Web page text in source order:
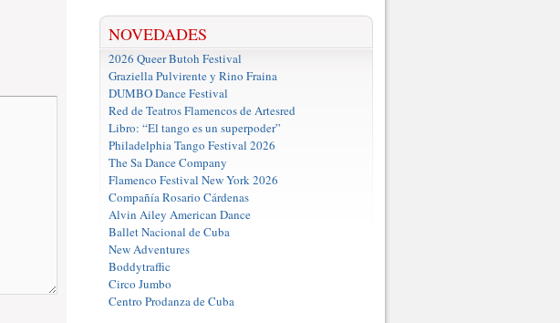
NOVEDADES
2026 Queer Butoh Festival
Graziella Pulvirente y Rino Fraina
DUMBO Dance Festival
Red de Teatros Flamencos de Artesred
Libro: “El tango es un superpoder”
Philadelphia Tango Festival 2026
The Sa Dance Company
Flamenco Festival New York 2026
Compañía Rosario Cárdenas
Alvin Ailey American Dance
Ballet Nacional de Cuba
New Adventures
Boddytraffic
Circo Jumbo
Centro Prodanza de Cuba